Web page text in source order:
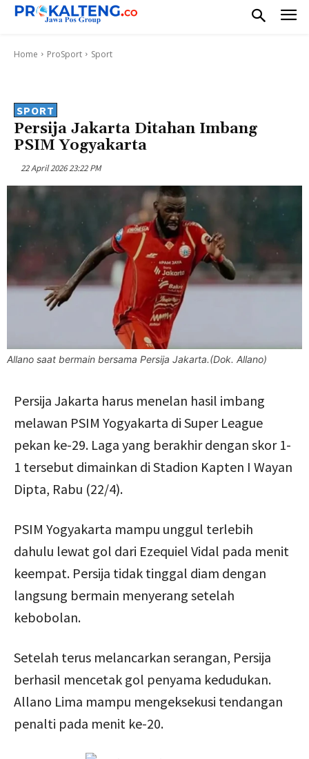
Home ProSport Sport
SPORT
Persija Jakarta Ditahan Imbang
PSIM Yogyakarta
22 April 2026 23:22 PM
Allano saat bermain bersama Persija Jakarta.(Dok. Allano)
Persija Jakarta harus menelan hasil imbang
melawan PSIM Yogyakarta di Super League
pekan ke-29. Laga yang berakhir dengan skor 1-
1 tersebut dimainkan di Stadion Kapten I Wayan
Dipta, Rabu (22/4).
PSIM Yogyakarta mampu unggul terlebih
dahulu lewat gol dari Ezequiel Vidal pada menit
keempat. Persija tidak tinggal diam dengan
langsung bermain menyerang setelah
kebobolan.
Setelah terus melancarkan serangan, Persija
berhasil mencetak gol penyama kedudukan.
Allano Lima mampu mengeksekusi tendangan
penalti pada menit ke-20.